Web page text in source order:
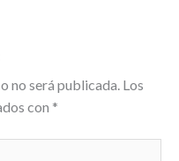
no será publicada. Los
con *